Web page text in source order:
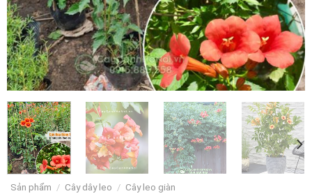
Sản phẩm / Cây dây leo / Cây leo giàn